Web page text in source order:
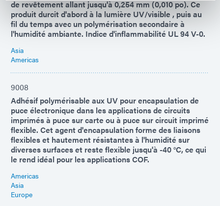
de revêtement allant jusqu'à 0,254 mm (0,010 po). Ce
produit durcit d'abord à la lumière UV/visible , puis au
fil du temps avec un polymérisation secondaire à
l'humidité ambiante. Indice d'inflammabilité UL 94 V-0.
Asia
Americas
9008
Adhésif polymérisable aux UV pour encapsulation de
puce électronique dans les applications de circuits
imprimés à puce sur carte ou à puce sur circuit imprimé
flexible. Cet agent d'encapsulation forme des liaisons
flexibles et hautement résistantes à l'humidité sur
diverses surfaces et reste flexible jusqu'à -40 °C, ce qui
le rend idéal pour les applications COF.
Americas
Asia
Europe